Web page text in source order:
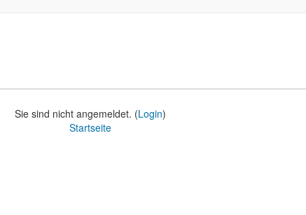
Sie sind nicht angemeldet. (Login)
Startseite